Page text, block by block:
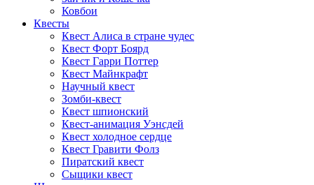
Ковбои
Квесты
Квест Алиса в стране чудес
Квест Форт Боярд
Квест Гарри Поттер
Квест Майнкрафт
Научный квест
Зомби-квест
Квест шпионский
Квест-анимация Уэнсдей
Квест холодное сердце
Квест Гравити Фолз
Пиратский квест
Сыщики квест